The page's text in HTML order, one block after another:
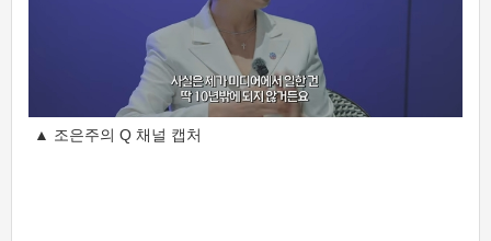
▲ 조은주의 Q 채널 캡처